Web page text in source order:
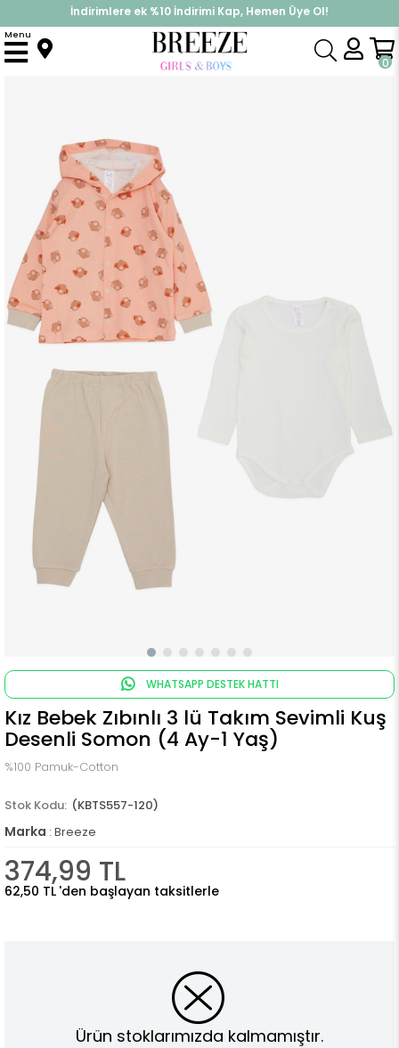
%30 Sepette Yaz İndirimi, Hemen Al!
İndirimlere ek %10 İndirimi Kap, Hemen Üye Ol!
0
Menu
Anasayfa Pijama & İç Giyim KIZ Pijama Takımları Kız Bebek Zıbınlı 3 lü Takım Sevimli Kuş Desenli Somon (4 Ay-1 Yaş)
WHATSAPP DESTEK HATTI
Kız Bebek Zıbınlı 3 lü Takım Sevimli Kuş
Desenli Somon (4 Ay-1 Yaş)
%100 Pamuk-Cotton
(KBTS557-120)
Marka : Breeze
374,99 TL
62,50 TL 'den başlayan taksitlerle
Ürün stoklarımızda kalmamıştır.